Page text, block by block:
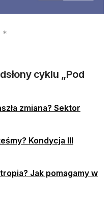
cyklu „Pod
zmiana? Sektor
Kondycja III
Jak pomagamy w